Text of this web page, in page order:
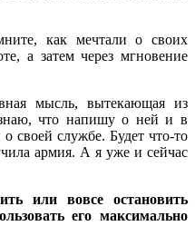
как мечтали о своих
а затем через мгновение
мысль, вытекающая из
что напишу о ней и в
своей службе. Будет что-то
армия. А я уже и сейчас
или вовсе остановить
его максимально